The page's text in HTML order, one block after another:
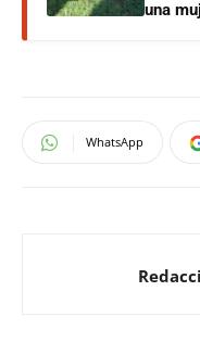
una
WhatsApp